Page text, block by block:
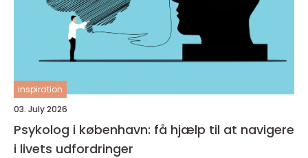
inspiration
03. July 2026
Psykolog i københavn: få hjælp til at navigere
i livets udfordringer